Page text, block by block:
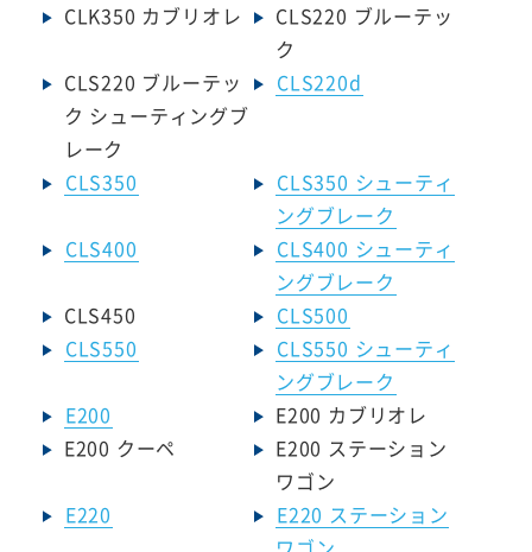
CLK350 カブリオレ
CLS220 ブルーテッ
ク
CLS220 ブルーテッ
ク シューティングブ
レーク
CLS220d
CLS350
CLS350 シューティ
ングブレーク
CLS400
CLS400 シューティ
ングブレーク
CLS450
CLS500
CLS550
CLS550 シューティ
ングブレーク
E200
E200 カブリオレ
E200 クーペ
E200 ステーション
ワゴン
E220
E220 ステーション